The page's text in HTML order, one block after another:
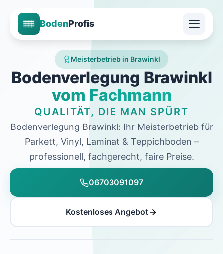
BodenProfis
Meisterbetrieb in Brawinkl
Bodenverlegung Brawinkl
vom Fachmann
QUALITÄT, DIE MAN SPÜRT
Bodenverlegung Brawinkl: Ihr Meisterbetrieb für
Parkett, Vinyl, Laminat & Teppichboden –
professionell, fachgerecht, faire Preise.
06703091097
Kostenloses Angebot